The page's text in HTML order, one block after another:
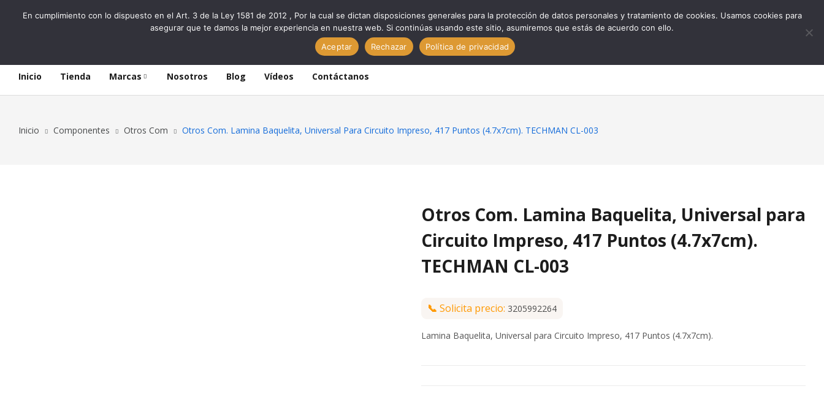
0
Inicio Tienda Marcas Nosotros Blog Vídeos Contáctanos
Inicio Componentes Otros Com Otros Com. Lamina Baquelita, Universal Para Circuito Impreso, 417 Puntos (4.7x7cm). TECHMAN CL-003
Otros Com. Lamina Baquelita, Universal para
Circuito Impreso, 417 Puntos (4.7x7cm).
TECHMAN CL-003
📞 Solicita precio: 3205992264
Lamina Baquelita, Universal para Circuito Impreso, 417 Puntos (4.7x7cm).
En cumplimiento con lo dispuesto en el Art. 3 de la Ley 1581 de 2012 , Por la cual se dictan disposiciones generales para la protección de datos personales y tratamiento de cookies. Usamos cookies para
asegurar que te damos la mejor experiencia en nuestra web. Si continúas usando este sitio, asumiremos que estás de acuerdo con ello.
Aceptar
Rechazar Política de privacidad